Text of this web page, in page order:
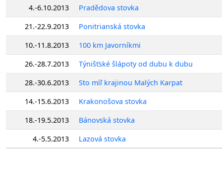
4.-6.10.2013
Pradědova stovka
21.-22.9.2013
Ponitrianská stovka
10.-11.8.2013
100 km Javorníkmi
26.-28.7.2013
Týnišťské šlápoty od dubu k dubu
28.-30.6.2013
Sto míľ krajinou Malých Karpat
14.-15.6.2013
Krakonošova stovka
18.-19.5.2013
Bánovská stovka
4.-5.5.2013
Lazová stovka